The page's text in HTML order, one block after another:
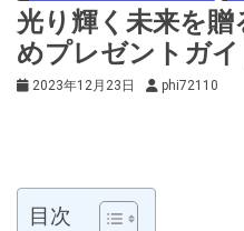
光り輝く未来を
めプレゼントガイ
2023年12月23日 phi72110
目次